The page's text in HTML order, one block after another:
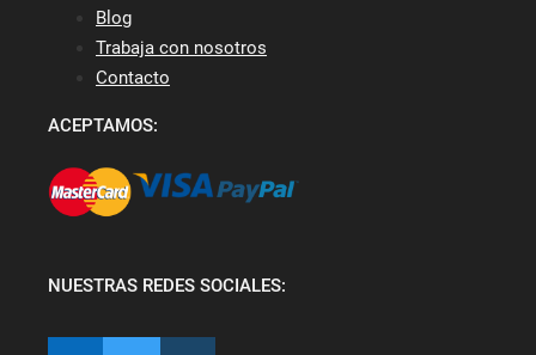
Blog
Trabaja con nosotros
Contacto
ACEPTAMOS:
NUESTRAS REDES SOCIALES: